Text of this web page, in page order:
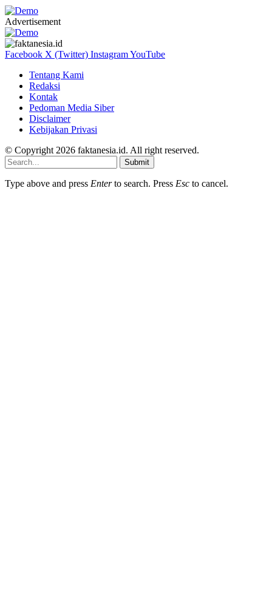
Advertisement
Facebook X (Twitter) InstagramYouTube
Tentang Kami
Redaksi
Kontak
Pedoman Media Siber
Disclaimer
Kebijakan Privasi
© Copyright 2026 faktanesia.id. All right reserved.
Submit
Type above and press Enterto search. Press Esc to cancel.